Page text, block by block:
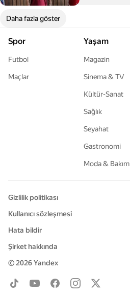
Daha fazla göster
Spor
Futbol
Maçlar
Yaşam
Magazin
Sinema & TV
Kültür-Sanat
Sağlık
Seyahat
Gastronomi
Moda & Bakım
© 2026Yandex
Gizlilik politikası
Kullanıcı sözleşmesi
Hata bildir
Şirket hakkında